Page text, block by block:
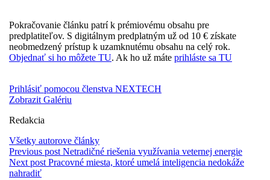
Pokračovanie článku patrí k prémiovému obsahu pre
predplatiteľov. S digitálnym predplatným už od 10 € získate
neobmedzený prístup k uzamknutému obsahu na celý rok.
Objednať si ho môžete TU. Ak ho už máte prihláste sa TU
Prihlásiť pomocou členstva NEXTECH
Zobrazit Galériu
Redakcia
Všetky autorove články
Previous post Netradičné riešenia využívania veternej energie
Next post Pracovné miesta, ktoré umelá inteligencia nedokáže
nahradiť